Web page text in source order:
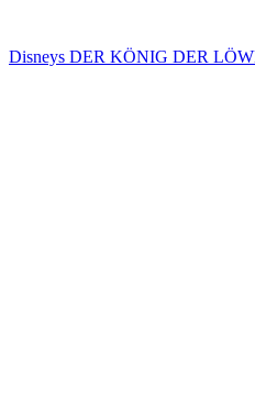
Disneys DER KÖNIG DER